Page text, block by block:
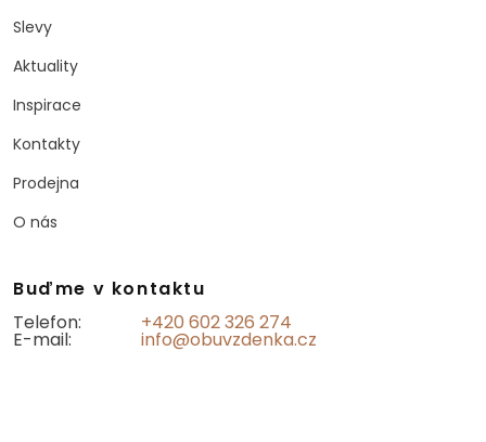
Slevy
Aktuality
Inspirace
Kontakty
Prodejna
O nás
Buďme v kontaktu
Telefon:
+420 602 326 274
E-mail: info@obuvzdenka.cz